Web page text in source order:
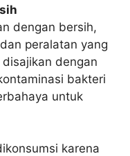
dengan bersih,
peralatan yang
dengan
bakteri
untuk
karena